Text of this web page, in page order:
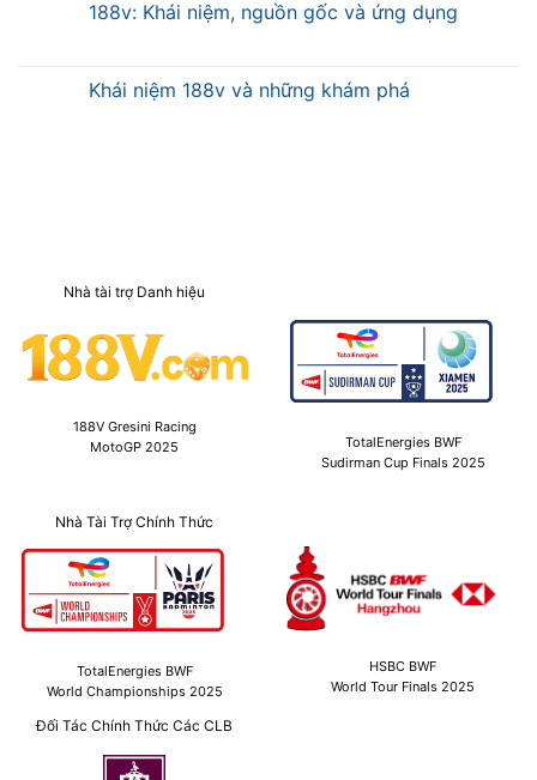
188v: Khái niệm, nguồn gốc và ứng dụng
Khái niệm 188v và những khám phá
Nhà tài trợ Danh hiệu
188V Gresini Racing
MotoGP 2025
TotalEnergies BWF
Sudirman Cup Finals 2025
Nhà Tài Trợ Chính Thức
TotalEnergies BWF
World Championships 2025
HSBC BWF
World Tour Finals 2025
Đối Tác Chính Thức Các CLB